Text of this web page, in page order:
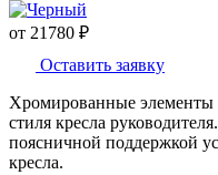
от 21780 ₽
Оставить заявку
Хромированные элементы
стиля кресла
поясничной поддержкой
кресла.